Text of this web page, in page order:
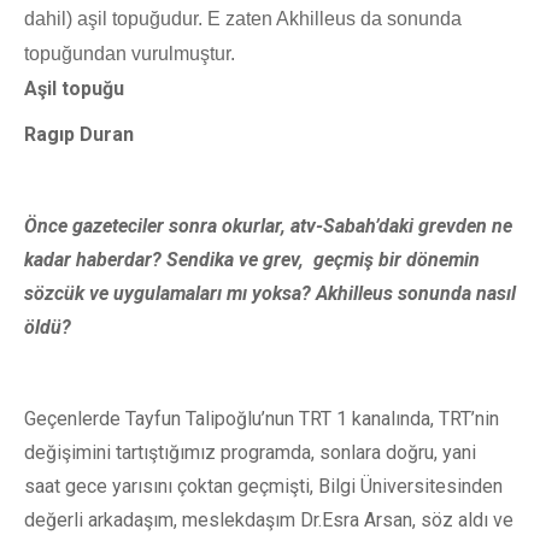
dahil) aşil topuğudur. E zaten Akhilleus da sonunda
topuğundan vurulmuştur.
Aşil topuğu
Ragıp Duran
Önce gazeteciler sonra okurlar, atv-Sabah’daki grevden ne
kadar haberdar? Sendika ve grev, geçmiş bir dönemin
sözcük ve uygulamaları mı yoksa? Akhilleus sonunda nasıl
öldü?
Geçenlerde Tayfun Talipoğlu’nun TRT 1 kanalında, TRT’nin
değişimini tartıştığımız programda, sonlara doğru, yani
saat gece yarısını çoktan geçmişti, Bilgi Üniversitesinden
değerli arkadaşım, meslekdaşım Dr.Esra Arsan, söz aldı ve